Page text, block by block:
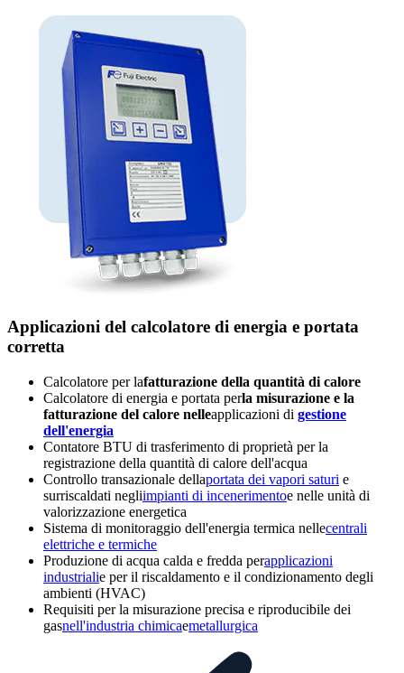
Applicazioni del calcolatore di energia e portata
corretta
Calcolatore per lafatturazione della quantità di calore
Calcolatore di energia e portata perla misurazione e la
fatturazione del calore nelleapplicazioni di gestione
dell'energia
Contatore BTU di trasferimento di proprietà per la
registrazione della quantità di calore dell'acqua
Controllo transazionale dellaportata dei vapori saturi e
surriscaldati negliimpianti di incenerimentoe nelle unità di
valorizzazione energetica
Sistema di monitoraggio dell'energia termica nellecentrali
elettriche e termiche
Produzione di acqua calda e fredda perapplicazioni
industrialie per il riscaldamento e il condizionamento degli
ambienti (HVAC)
Requisiti per la misurazione precisa e riproducibile dei
gasnell'industria chimicaemetallurgica